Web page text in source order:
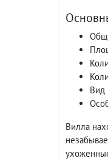
Вид
Вилла